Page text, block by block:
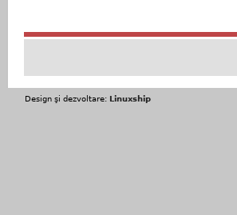
Design şi dezvoltare: Linuxship